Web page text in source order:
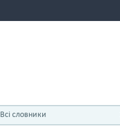
Всі словники